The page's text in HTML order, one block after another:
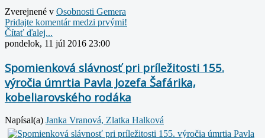
Zverejnené v Osobnosti Gemera
Pridajte komentár medzi prvými!
Čítať ďalej...
pondelok, 11 júl 2016 23:00
Spomienková slávnosť pri príležitosti 155.
výročia úmrtia Pavla Jozefa Šafárika,
kobeliarovského rodáka
Napísal(a) Janka Vranová, Zlatka Halková